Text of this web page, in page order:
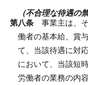
（不合理な待遇の
第八条 事業主は、
働者の基本給、賞
て、当該待遇に対
において、当該短
労働者の業務の内